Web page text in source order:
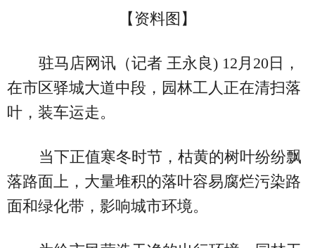
【资料图】
驻马店网讯（记者 王永良) 12月20日，
在市区驿城大道中段，园林工人正在清扫落
叶，装车运走。
当下正值寒冬时节，枯黄的树叶纷纷飘
落路面上，大量堆积的落叶容易腐烂污染路
面和绿化带，影响城市环境。